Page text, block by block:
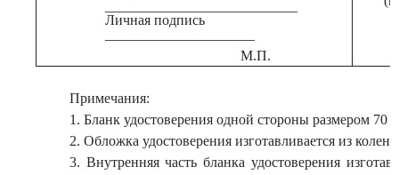
Личная подпись
М.П.
Примечания:
1. Бланк удостоверения одной стороны размером 70
2. Обложка удостоверения изготавливается из
3. Внутренняя часть бланка удостоверения